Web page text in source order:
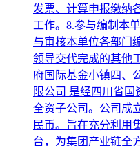
发票、计算申报缴纳
工作。8.参与编制本
与审核本单位各部门
领导交代完成的其他
府国际基金小镇四、
限公司 是经四川省
全资子公司。公司成
民币。旨在充分利用
台，为集团产业链全